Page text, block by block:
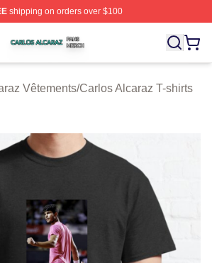
shipping on orders over $100
Shop ⚡️ Officially Licensed Carlos
Vêtements/Carlos Alcaraz T-shirts